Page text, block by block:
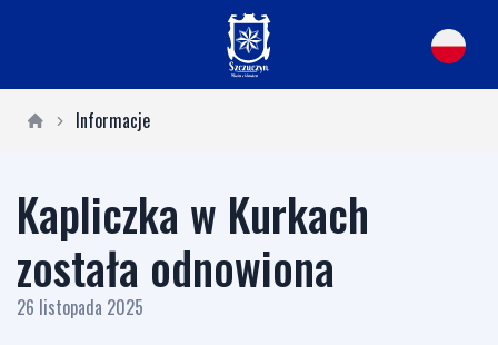
Informacje
Kapliczka w Kurkach
została odnowiona
26 listopada 2025